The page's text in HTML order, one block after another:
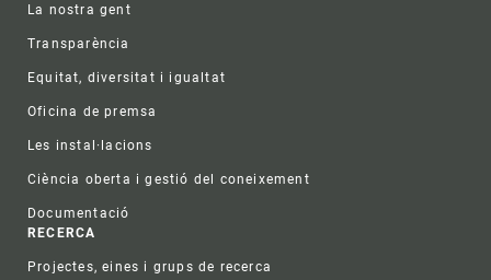
La nostra gent
Transparència
Equitat, diversitat i igualtat
Oficina de premsa
Les instal·lacions
Ciència oberta i gestió del coneixement
Documentació
RECERCA
Projectes, eines i grups de recerca